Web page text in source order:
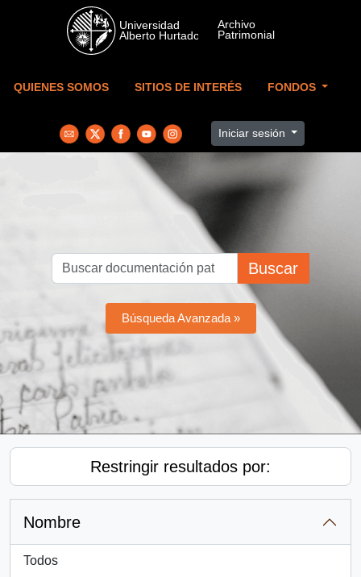
Skip to main content
QUIENES SOMOS SITIOS DE INTERÉS FONDOS
Iniciar sesión
Buscar
Búsqueda Avanzada »
Restringir resultados por:
Nombre
Todos